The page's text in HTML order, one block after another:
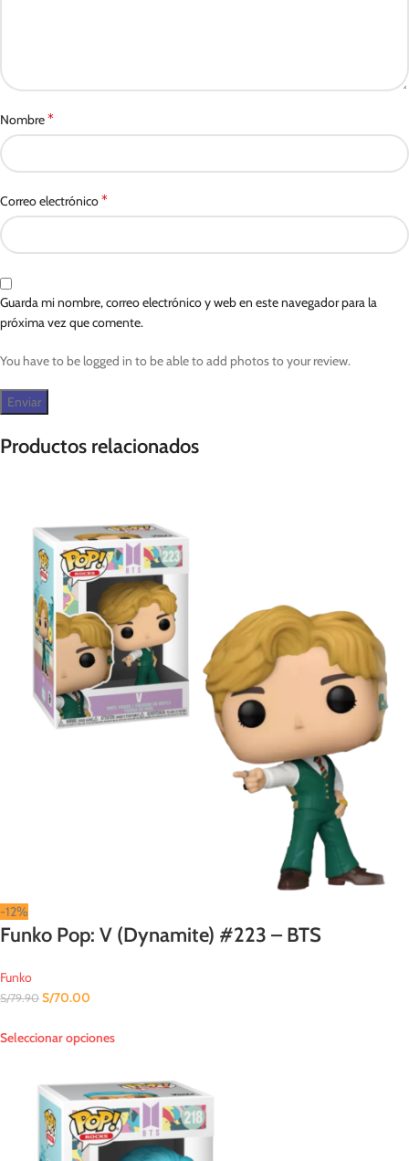
Nombre*
Correo electrónico*
Guarda mi nombre, correo electrónico y web en este navegador para la
próxima vez que comente.
You have to be logged in to be able to add photos to your review.
Productos relacionados
-12%
Funko Pop: V (Dynamite) #223 – BTS
Funko
S/79.90 S/70.00
Seleccionar opciones